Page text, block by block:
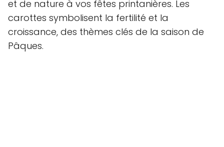
et de nature à vos fêtes printanières. Les
carottes symbolisent la fertilité et la
croissance, des thèmes clés de la saison de
Pâques.